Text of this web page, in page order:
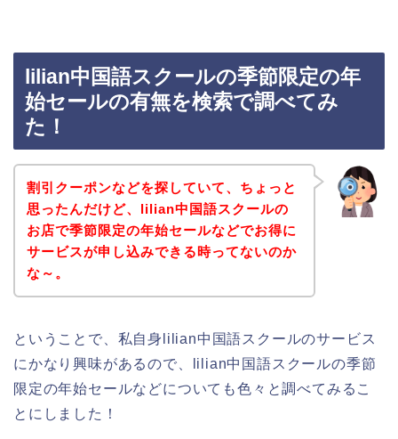
lilian中国語スクールの季節限定の年
始セールの有無を検索で調べてみ
た！
割引クーポンなどを探していて、ちょっと
思ったんだけど、lilian中国語スクールの
お店で季節限定の年始セールなどでお得に
サービスが申し込みできる時ってないのか
な～。
ということで、私自身lilian中国語スクールのサービス
にかなり興味があるので、lilian中国語スクールの季節
限定の年始セールなどについても色々と調べてみるこ
とにしました！